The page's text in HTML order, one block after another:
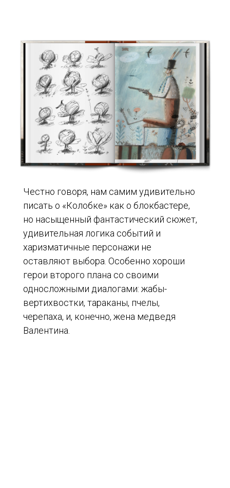
Честно говоря, нам самим удивительно
писать о «Колобке» как о блокбастере,
но насыщенный фантастический сюжет,
удивительная логика событий и
харизматичные персонажи не
оставляют выбора. Особенно хороши
герои второго плана со своими
односложными диалогами: жабы-
вертихвостки, тараканы, пчелы,
черепаха, и, конечно, жена медведя
Валентина.